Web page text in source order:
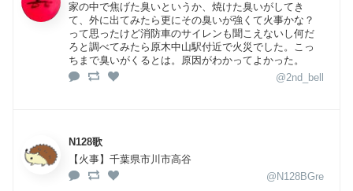
家の中で焦げた臭いというか、焼けた臭いがしてき
て、外に出てみたら更にその臭いが強くて火事かな？
って思ったけど消防車のサイレンも聞こえないし何だ
ろと調べてみたら原木中山駅付近で火災でした。こっ
ちまで臭いがくるとは。原因がわかってよかった。
@2nd_bell
N128歌
【火事】千葉県市川市高谷
@N128BGre